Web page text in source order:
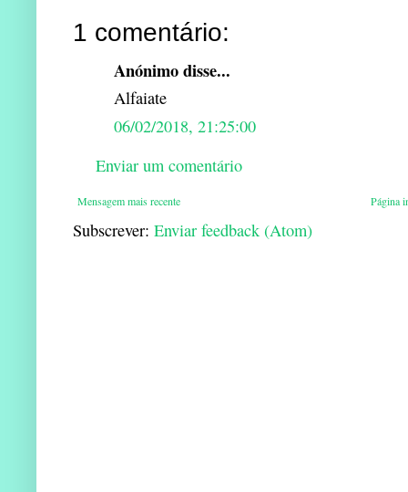
1 comentário:
Anónimo disse...
Alfaiate
06/02/2018, 21:25:00
Enviar um comentário
Mensagem mais recente Página
Subscrever: Enviar feedback (Atom)